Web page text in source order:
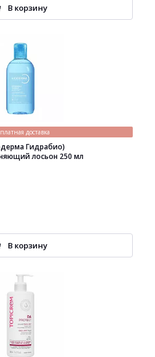
В корзину
доставка
Гидрабио)
лосьон 250 мл
В корзину